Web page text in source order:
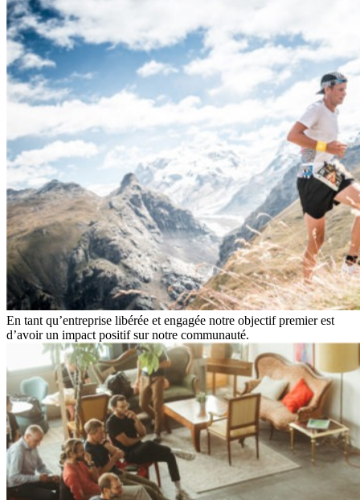
En tant qu’entreprise libérée et engagée notre objectif premier est
d’avoir un impact positif sur notre communauté.